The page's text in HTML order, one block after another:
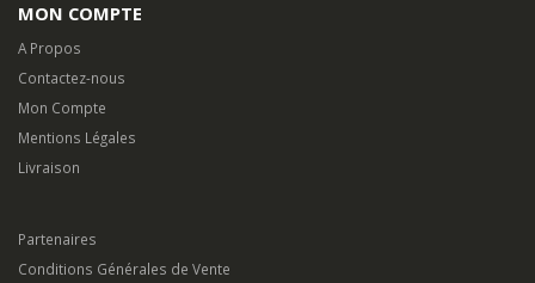
MON COMPTE
A Propos
Contactez-nous
Mon Compte
Mentions Légales
Livraison
Partenaires
Conditions Générales de Vente